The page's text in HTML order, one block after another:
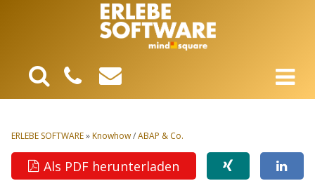
ERLEBE SOFTWARE»Knowhow/ABAP & Co.
Als PDF herunterladen